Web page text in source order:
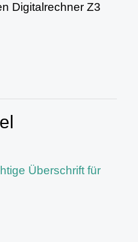
Digitalrechner Z3
Überschrift für